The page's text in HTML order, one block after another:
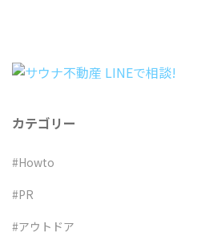
シ
ョ
カテゴリー
#Howto
#PR
#アウトドア